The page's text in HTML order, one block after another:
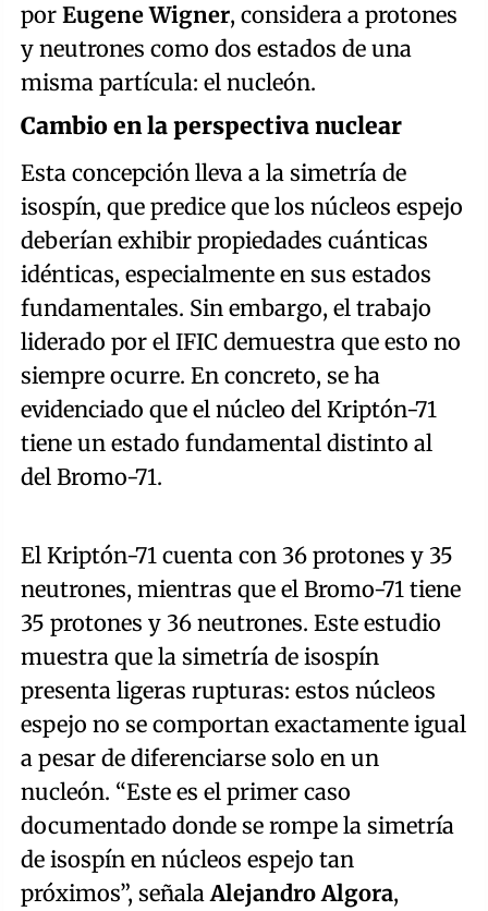
por Eugene Wigner, considera a protones
y neutrones como dos estados de una
misma partícula: el nucleón.
Cambio en la perspectiva nuclear
Esta concepción lleva a la simetría de
isospín, que predice que los núcleos espejo
deberían exhibir propiedades cuánticas
idénticas, especialmente en sus estados
fundamentales. Sin embargo, el trabajo
liderado por el IFIC demuestra que esto no
siempre ocurre. En concreto, se ha
evidenciado que el núcleo del Kriptón-71
tiene un estado fundamental distinto al
del Bromo-71.
El Kriptón-71 cuenta con 36 protones y 35
neutrones, mientras que el Bromo-71 tiene
35 protones y 36 neutrones. Este estudio
muestra que la simetría de isospín
presenta ligeras rupturas: estos núcleos
espejo no se comportan exactamente igual
a pesar de diferenciarse solo en un
nucleón. “Este es el primer caso
documentado donde se rompe la simetría
de isospín en núcleos espejo tan
próximos”, señalaAlejandro Algora,